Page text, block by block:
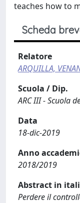
teaches how to
Scheda
Relatore
ARQUILLA,
Scuola / Dip.
ARC III - Scuola
Data
18-dic-2019
Anno
2018/2019
Abstract in
Perdere il